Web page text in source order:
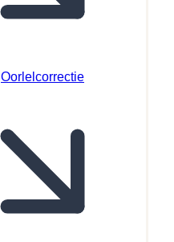
Oorlelcorrectie